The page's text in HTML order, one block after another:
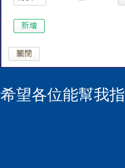
希望各位能幫我